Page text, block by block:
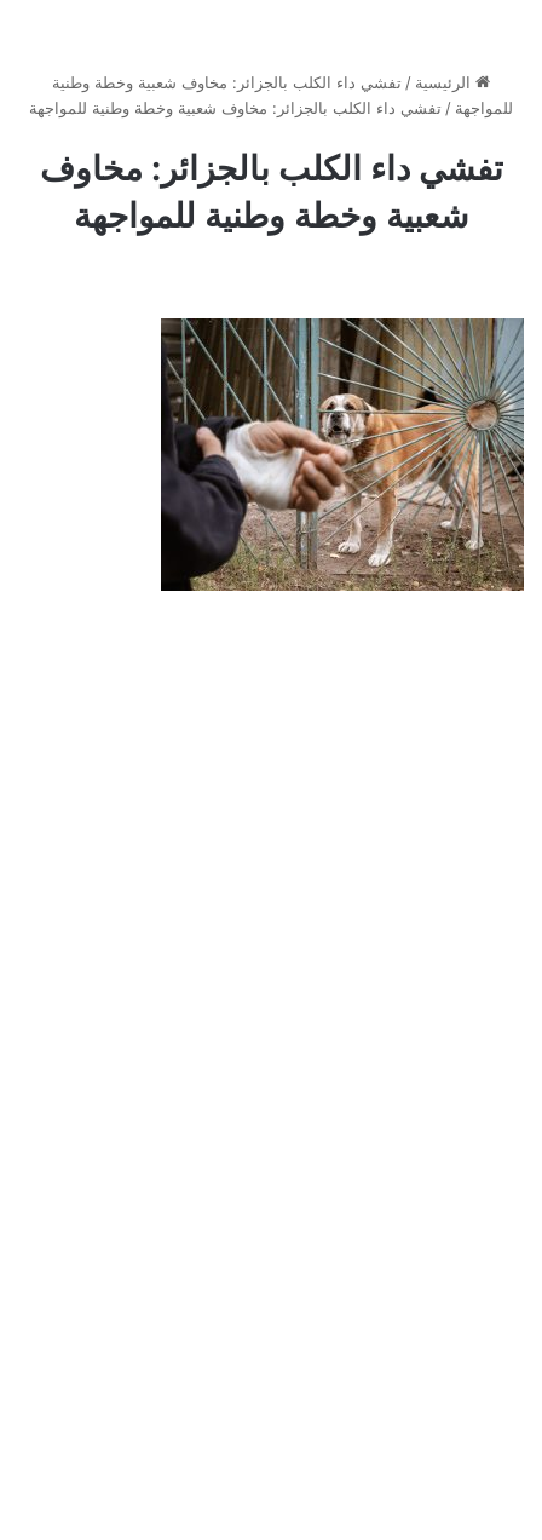
الرئيسية / تفشي داء الكلب بالجزائر: مخاوف شعبية وخطة وطنية
للمواجهة / تفشي داء الكلب بالجزائر: مخاوف شعبية وخطة وطنية للمواجهة
تفشي داء الكلب بالجزائر: مخاوف
شعبية وخطة وطنية للمواجهة